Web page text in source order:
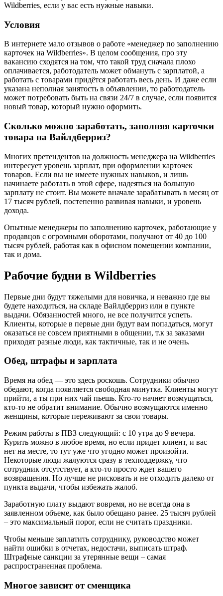
Wildberries, если у вас есть нужные навыки.
Условия
В интернете мало отзывов о работе «менеджер по заполнению
карточек на Wildberries». В целом сообщения, про эту
вакансию сходятся на том, что такой труд сначала плохо
оплачивается, работодатель может обмануть с зарплатой, а
работать с товарами придётся работать весь день. И даже если
указана неполная занятость в объявлении, то работодатель
может потребовать быть на связи 24/7 в случае, если появится
новый товар, который нужно оформить.
Сколько можно заработать, заполняя карточки
товара на Вайлдберриз?
Многих претендентов на должность менеджера на Wildberries
интересует уровень зарплат, при оформлении карточек
товаров. Если вы не имеете нужных навыков, и лишь
начинаете работать в этой сфере, надеяться на большую
зарплату не стоит. Вы можете вначале зарабатывать в месяц от
17 тысяч рублей, постепенно развивая навыки, и уровень
дохода.
Опытные менеджеры по заполнению карточек, работающие у
продавцов с огромными оборотами, получают от 40 до 100
тысяч рублей, работая как в офисном помещении компании,
так и дома.
Рабочие будни в Wildberries
Первые дни будут тяжелыми для новичка, и неважно где вы
будете находиться, на складе Вайлдберриз или в пункте
выдачи. Обязанностей много, не все получится успеть.
Клиенты, которые в первые дни будут вам попадаться, могут
оказаться не совсем приятными в общении, т.к за заказами
приходят разные люди, как тактичные, так и не очень.
Обед, штрафы и зарплата
Время на обед — это здесь роскошь. Сотрудники обычно
обедают, когда появляется свободная минутка. Клиенты могут
прийти, а ты при них чай пьешь. Кто-то начнет возмущаться,
кто-то не обратит внимание. Обычно возмущаются именно
женщины, которые переживают за свои товары.
Режим работы в ПВЗ следующий: с 10 утра до 9 вечера.
Курить можно в любое время, но если придет клиент, и вас
нет на месте, то тут уже что угодно может произойти.
Некоторые люди жалуются сразу в техподдержку, что
сотрудник отсутствует, а кто-то просто ждет вашего
возвращения. Но лучше не рисковать и не отходить далеко от
пункта выдачи, чтобы избежать жалоб.
Заработную плату выдают вовремя, но не всегда она в
заявленном объеме, как было обещано ранее. 25 тысяч рублей
– это максимальный порог, если не считать праздники.
Чтобы меньше заплатить сотруднику, руководство может
найти ошибки в отчетах, недостачи, выписать штраф.
Штрафные санкции за утерянные вещи – самая
распространенная проблема.
Многое зависит от сменщика